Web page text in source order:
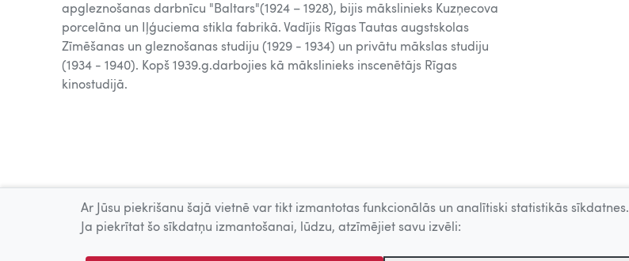
apgleznošanas darbnīcu "Baltars"(1924 – 1928), bijis mākslinieks Kuzņecova
porcelāna un Iļģuciema stikla fabrikā. Vadījis Rīgas Tautas augstskolas
Zīmēšanas un gleznošanas studiju (1929 - 1934) un privātu mākslas studiju
(1934 - 1940). Kopš 1939.g.darbojies kā mākslinieks inscenētājs Rīgas
kinostudijā.
Ar Jūsu piekrišanu šajā vietnē var tikt izmantotas funkcionālās un analītiski statistikās sīkdatnes.
Ja piekrītat šo sīkdatņu izmantošanai, lūdzu, atzīmējiet savu izvēli: